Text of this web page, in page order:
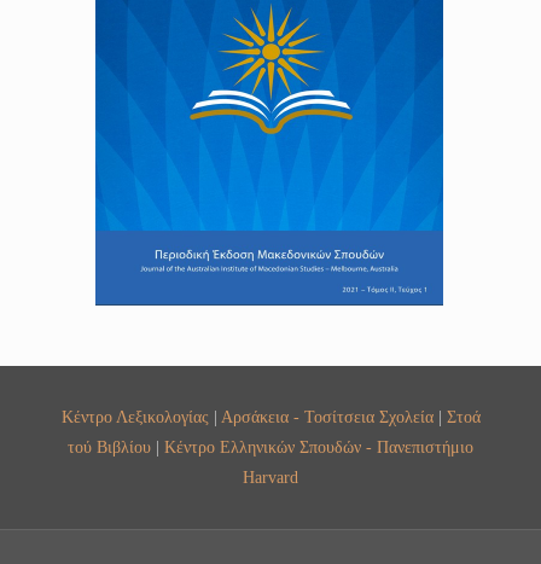
Κέντρο Λεξικολογίας | Αρσάκεια - Τοσίτσεια Σχολεία| Στοά
τού Βιβλίου | Κέντρο Ελληνικών Σπουδών - Πανεπιστήμιο
Harvard